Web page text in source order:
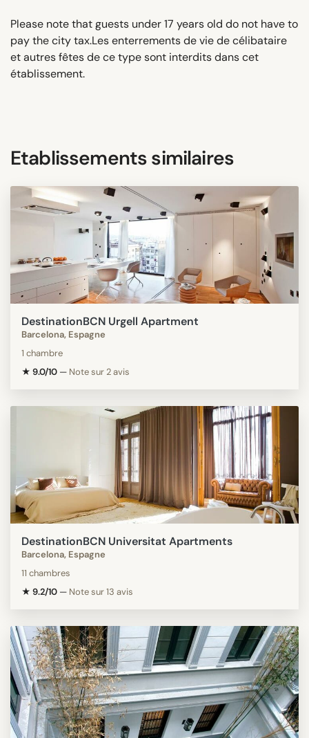
Please note that guests under 17 years old do not have to
pay the city tax.Les enterrements de vie de célibataire
et autres fêtes de ce type sont interdits dans cet
établissement.
Etablissements similaires
DestinationBCN Urgell Apartment
Barcelona, Espagne
1 chambre
★ 9.0/10 — Note sur 2 avis
DestinationBCN Universitat Apartments
Barcelona, Espagne
11 chambres
★ 9.2/10 — Note sur 13 avis